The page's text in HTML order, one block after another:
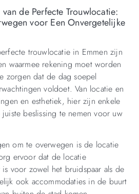
de Perfecte Trouwlocatie:
voor Een Onvergetelijke
trouwlocatie in Emmen zijn
waarmee rekening moet worden
zorgen dat de dag soepel
voldoet. Van locatie en
en esthetiek, hier zijn enkele
beslissing te nemen voor uw
om te overwegen is de locatie
ervoor dat de locatie
voor zowel het bruidspaar als de
ook accommodaties in de buurt